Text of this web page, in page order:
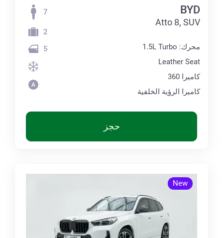
BYD
Atto 8, SUV
محرك: 1.5L Turbo
Leather Seat
كاميرا 360
كاميرا الرؤية الخلفية
7
2
5
حجز
New